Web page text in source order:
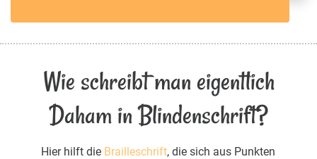
Wie schreibt man eigentlich
Daham in Blindenschrift?
Hier hilft die Brailleschrift, die sich aus Punkten